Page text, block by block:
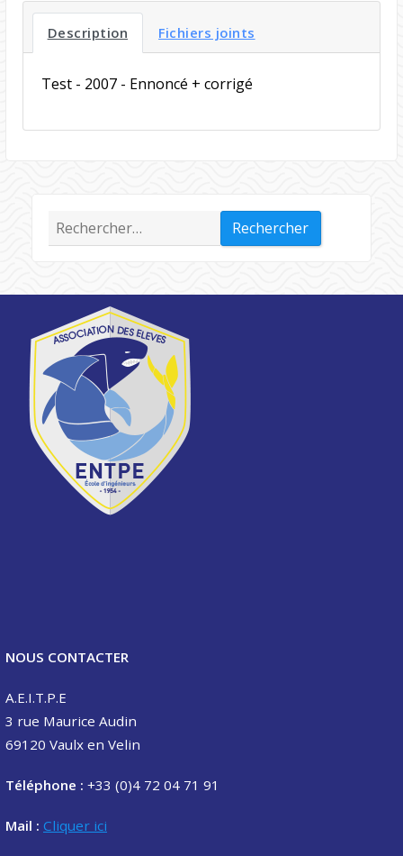
Description Fichiers joints
Test - 2007 - Ennoncé + corrigé
Rechercher :
NOUS CONTACTER
A.E.I.T.P.E
3 rue Maurice Audin
69120 Vaulx en Velin
Téléphone : +33 (0)4 72 04 71 91
Mail : Cliquer ici